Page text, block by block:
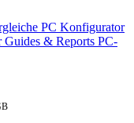
PC Konfigurator
Guides & Reports PC-